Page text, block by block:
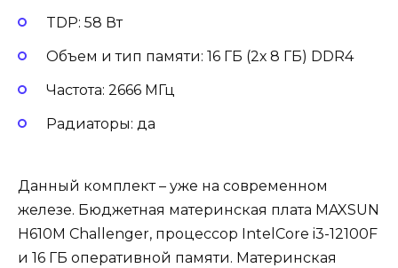
TDP: 58 Вт
Объем и тип памяти: 16 ГБ (2х 8 ГБ) DDR4
Частота: 2666 МГц
Радиаторы: да
Данный комплект – уже на современном
железе. Бюджетная материнская плата MAXSUN
H610M Challenger, процессор IntelCore i3-12100F
и 16 ГБ оперативной памяти. Материнская